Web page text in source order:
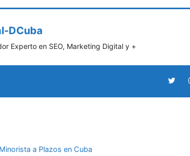
DCuba
Experto en SEO, Marketing Digital y +
a Plazos en Cuba